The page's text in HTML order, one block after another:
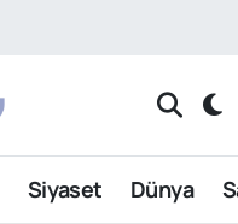
Siyaset Dünya